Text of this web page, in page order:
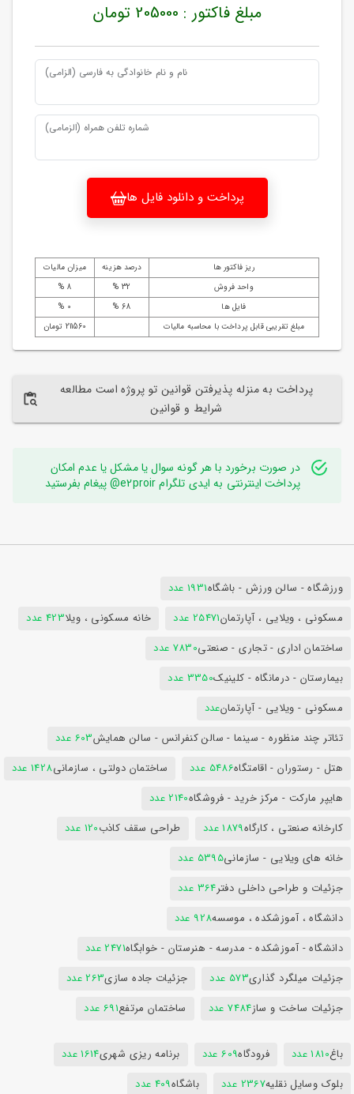
مبلغ فاکتور : 205000 تومان
نام و نام خانوادگی به فارسی (الزامی)
شماره تلفن همراه (الزمامی)
پرداخت و دانلود فایل ها
ریز فاکتور ها درصد هزینه
میزان مالیات
واحد فروش
32 %
8 %
فایل ها
68 %
0 %
مبلغ تقریبی قابل پرداخت با محاسبه مالیات
211560 تومان
پرداخت به منزله پذیرفتن قوانین تو پروژه است مطالعه
شرایط و قوانین
در صورت برخورد با هر گونه سوال یا مشکل یا عدم امکان
پرداخت اینترنتی به ایدی تلگرام e2proir@ پیغام بفرستید
ورزشگاه - سالن ورزش - باشگاه1931 عدد
مسکونی ، ویلایی ، آپارتمان25471 عدد خانه مسکونی ، ویلا423 عدد
ساختمان اداری - تجاری - صنعتی7830 عدد
بیمارستان - درمانگاه - کلینیک3350 عدد
مسکونی - ویلایی - آپارتمانعدد
تئاتر چند منظوره - سینما - سالن کنفرانس - سالن همایش603 عدد
هتل - رستوران - اقامتگاه5486 عدد ساختمان دولتی ، سازمانی1428 عدد
هایپر مارکت - مرکز خرید - فروشگاه2140 عدد
کارخانه صنعتی ، کارگاه1879 عدد طراحی سقف کاذب120 عدد
خانه های ویلایی - سازمانی5395 عدد
جزئیات و طراحی داخلی دفتر364 عدد
دانشگاه ، آموزشکده ، موسسه928 عدد
دانشگاه - آموزشکده - مدرسه - هنرستان - خوابگاه2471 عدد
جزئیات میلگرد گذاری573 عدد جزئیات جاده سازی263 عدد
جزئیات ساخت و ساز7484 عدد ساختمان مرتفع691 عدد
باغ1810 عدد فرودگاه609 عدد برنامه ریزی شهری1614 عدد
بلوک وسایل نقلیه2367 عدد باشگاه409 عدد